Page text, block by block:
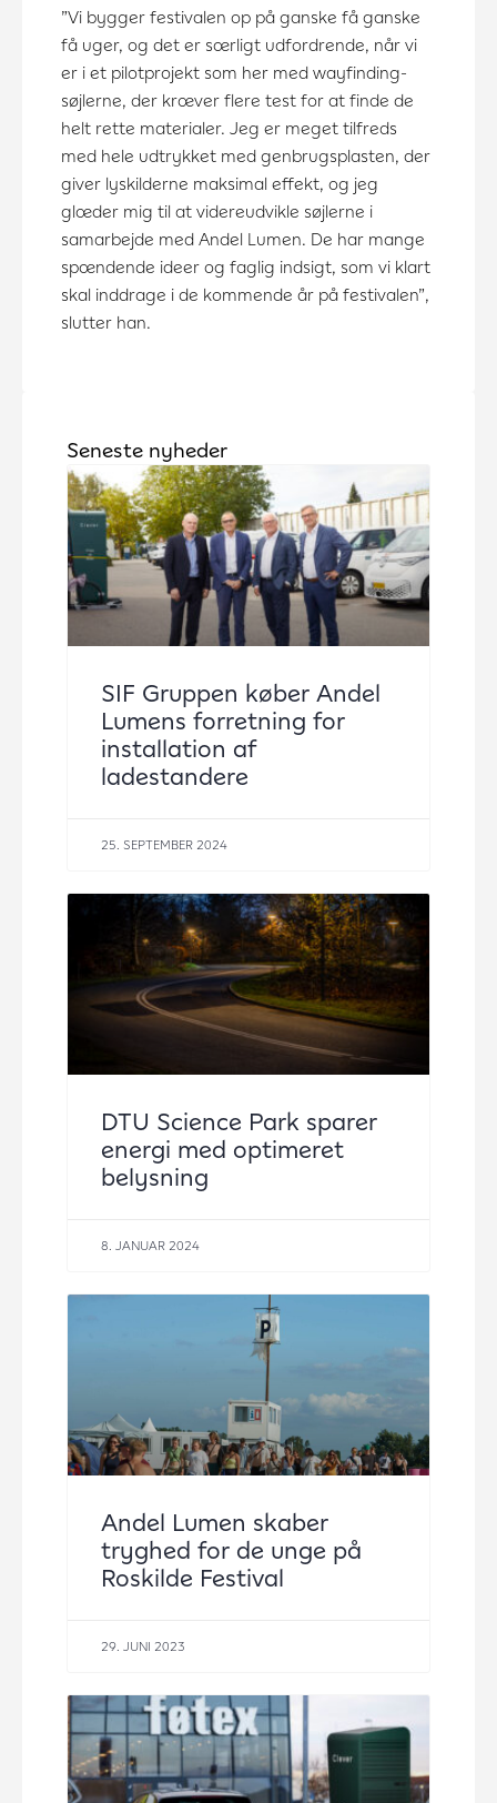
”Vi bygger festivalen op på ganske få ganske
få uger, og det er særligt udfordrende, når vi
er i et pilotprojekt som her med wayfinding-
søjlerne, der kræver flere test for at finde de
helt rette materialer. Jeg er meget tilfreds
med hele udtrykket med genbrugsplasten, der
giver lyskilderne maksimal effekt, og jeg
glæder mig til at videreudvikle søjlerne i
samarbejde med Andel Lumen. De har mange
spændende ideer og faglig indsigt, som vi klart
skal inddrage i de kommende år på festivalen”,
slutter han.
Seneste nyheder
SIF Gruppen køber Andel
Lumens forretning for
installation af
ladestandere
25. SEPTEMBER 2024
DTU Science Park sparer
energi med optimeret
belysning
8. JANUAR 2024
Andel Lumen skaber
tryghed for de unge på
Roskilde Festival
29. JUNI 2023